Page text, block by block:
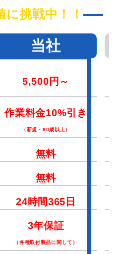
に挑戦中！！
当社
5,500円～
作業料金10%引き
（新規・60歳以上）
無料
無料
24時間365日
3年保証
（各種取付製品に関して）